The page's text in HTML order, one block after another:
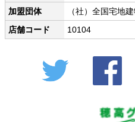
加盟団体
（社）全国宅地
店舗コード
10104
Twitter